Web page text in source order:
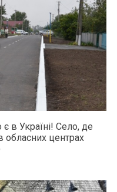
в Україні! Село, де
обласних центрах